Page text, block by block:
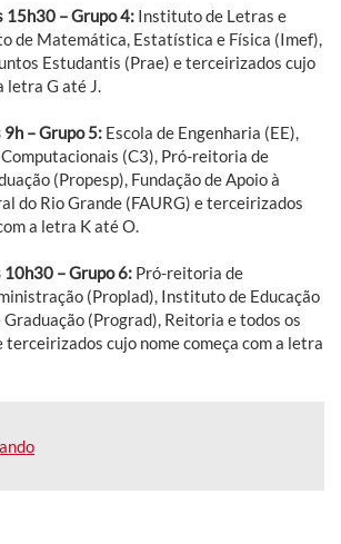
15h30 – Grupo 4: Instituto de Letras e
de Matemática, Estatística e Física (Imef),
Estudantis (Prae) e terceirizados cujo
letra G até J.
– Grupo 5: Escola de Engenharia (EE),
(C3), Pró-reitoria de
(Propesp), Fundação de Apoio à
do Rio Grande (FAURG) e terceirizados
a letra K até O.
– Grupo 6: Pró-reitoria de
(Proplad), Instituto de Educação
(Prograd), Reitoria e todos os
terceirizados cujo nome começa com a letra